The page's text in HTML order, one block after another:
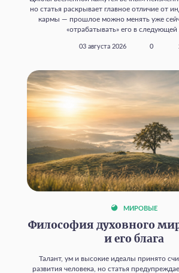
но статья раскрывает главное отличие от
кармы — прошлое можно менять уже
«отрабатывать» его в следующей
03 августа 2026 0
МИРОВЫЕ
Философия духовного
и его блага
Талант, ум и высокие идеалы принято
развития человека, но статья